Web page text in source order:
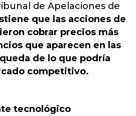
de Apelaciones de
que las acciones de
cobrar precios más
que aparecen en las
de lo que podría
competitivo.
tecnológico